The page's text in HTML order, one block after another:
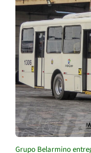
Grupo Belarmino